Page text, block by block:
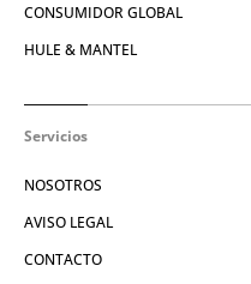
CONSUMIDOR GLOBAL
HULE & MANTEL
Servicios
NOSOTROS
AVISO LEGAL
CONTACTO